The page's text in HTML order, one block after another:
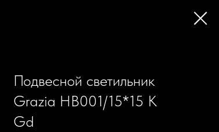
Подвесной светильник
Grazia HB001/15*15 K
Gd